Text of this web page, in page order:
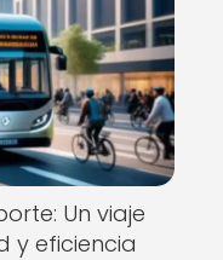
Un viaje
y eficiencia